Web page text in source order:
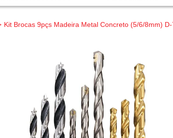
Kit Brocas 9pçs Madeira Metal Concreto (5/6/8mm)